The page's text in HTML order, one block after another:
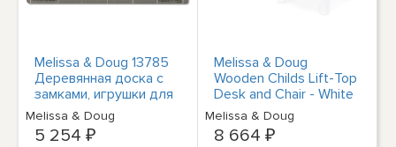
Melissa & Doug 13785
Деревянная доска с
замками, игрушки для
развития моторики,
фигур и цифр
Melissa & Doug
5 254 ₽
Melissa & Doug
Wooden Childs Lift-Top
Desk and Chair - White
Melissa & Doug
8 664 ₽